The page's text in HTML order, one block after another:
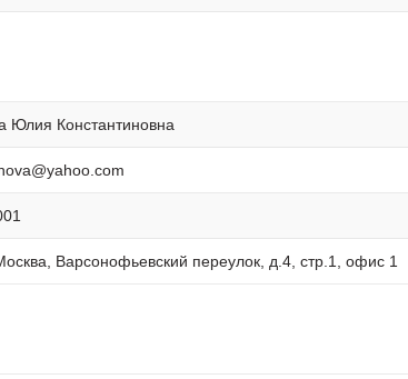
Юлия Константиновна
Варсонофьевский переулок, д.4, стр.1, офис 1